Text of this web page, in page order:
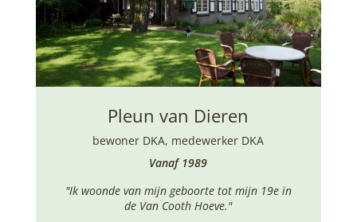
Pleun van Dieren
bewoner DKA, medewerker DKA
Vanaf 1989
"Ik woonde van mijn geboorte tot mijn 19e in
de Van Cooth Hoeve."